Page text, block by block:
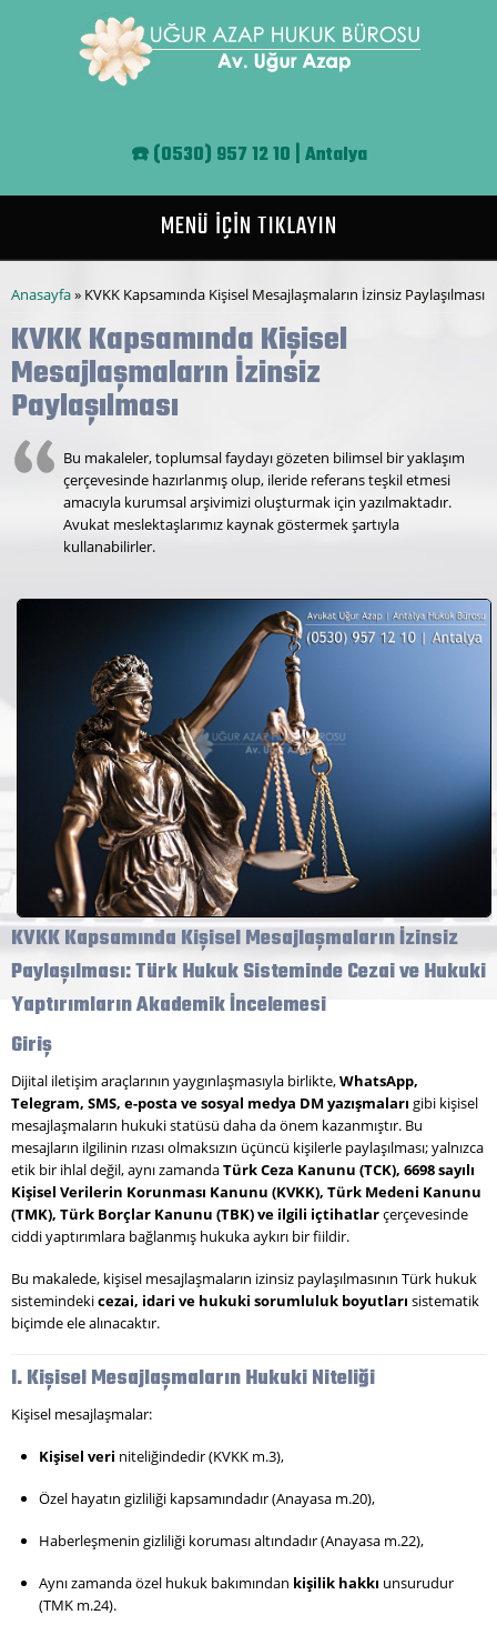
☎️(0530) 957 12 10 | Antalya
MENÜ İÇİN TIKLAYIN
Buradasınız
Anasayfa» KVKK Kapsamında Kişisel Mesajlaşmaların İzinsiz Paylaşılması
KVKK Kapsamında Kişisel
Mesajlaşmaların İzinsiz
Paylaşılması
Bu makaleler, toplumsal faydayı gözeten bilimsel bir yaklaşım
çerçevesinde hazırlanmış olup, ileride referans teşkil etmesi
amacıyla kurumsal arşivimizi oluşturmak için yazılmaktadır.
Avukat meslektaşlarımız kaynak göstermek şartıyla
kullanabilirler.
KVKK Kapsamında Kişisel Mesajlaşmaların İzinsiz
Paylaşılması: Türk Hukuk Sisteminde Cezai ve Hukuki
Yaptırımların Akademik İncelemesi
Giriş
Dijital iletişim araçlarının yaygınlaşmasıyla birlikte,WhatsApp,
Telegram, SMS, e-posta ve sosyal medya DM yazışmaları gibi kişisel
mesajlaşmaların hukuki statüsü daha da önem kazanmıştır. Bu
mesajların ilgilinin rızası olmaksızın üçüncü kişilerle paylaşılması; yalnızca
etik bir ihlal değil, aynı zamandaTürk Ceza Kanunu (TCK), 6698 sayılı
Kişisel Verilerin Korunması Kanunu (KVKK), Türk Medeni Kanunu
(TMK), Türk Borçlar Kanunu (TBK) ve ilgili içtihatlarçerçevesinde
ciddi yaptırımlara bağlanmış hukuka aykırı bir fiildir.
Bu makalede, kişisel mesajlaşmaların izinsiz paylaşılmasının Türk hukuk
sistemindekicezai, idari ve hukuki sorumluluk boyutları sistematik
biçimde ele alınacaktır.
I. Kişisel Mesajlaşmaların Hukuki Niteliği
Kişisel mesajlaşmalar:
Kişisel veri niteliğindedir (KVKK m.3),
Özel hayatın gizliliği kapsamındadır (Anayasa m.20),
Haberleşmenin gizliliği koruması altındadır (Anayasa m.22),
Aynı zamanda özel hukuk bakımından kişilik hakkı unsurudur
(TMK m.24).